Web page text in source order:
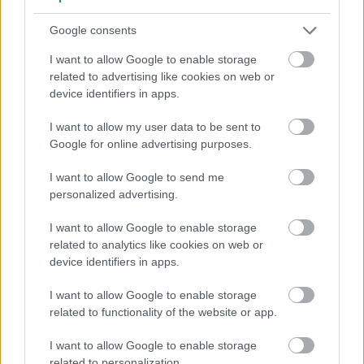
Google consents
I want to allow Google to enable storage
related to advertising like cookies on web or
device identifiers in apps.
I want to allow my user data to be sent to
Google for online advertising purposes.
I want to allow Google to send me
personalized advertising.
I want to allow Google to enable storage
related to analytics like cookies on web or
device identifiers in apps.
I want to allow Google to enable storage
related to functionality of the website or app.
I want to allow Google to enable storage
Нерозчинна клітковина робить ваш кал
об'ємнішим, допомагаючи уникнути запорів.
вашому кишечнику, підтримуючи його баланс.
Цей баланс є ключовим для здорового
кишечника.
Дослідження показують, що сік червоної
капусти може загоювати виразки кишечника. Це
робить червону капусту чудовим вибором для
кращого травлення. Він додає смаку та кольору
вашим стравам і сприяє здоров'ю кишківника.
Контроль ваги за допомогою
червоної капусти
вибір низькокалорійних продуктів.